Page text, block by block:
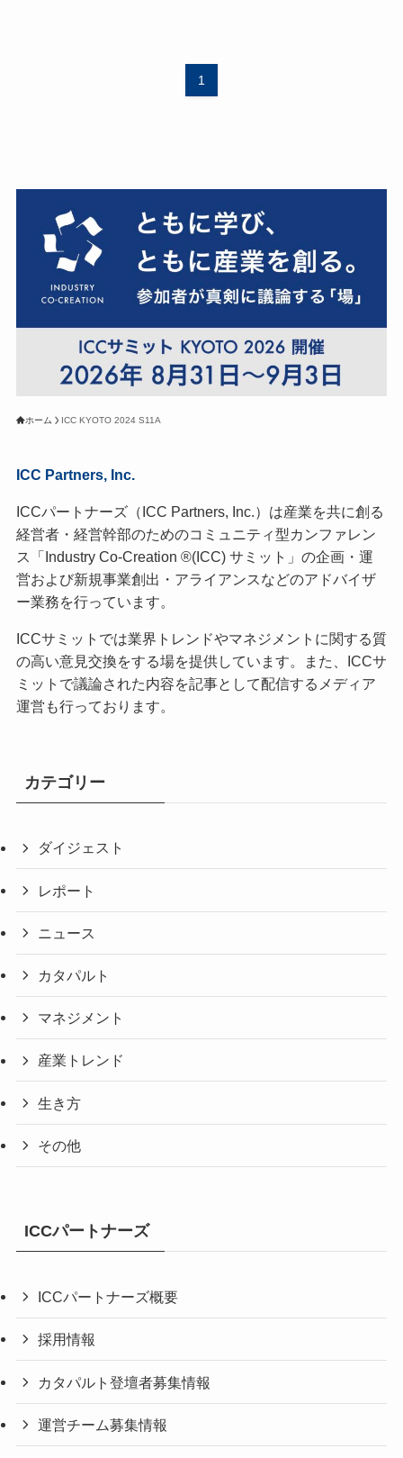
1
ホーム ICC KYOTO 2024 S11A
ICC Partners, Inc.
ICCパートナーズ（ICC Partners, Inc.）は産業を共に創る
経営者・経営幹部のためのコミュニティ型カンファレン
ス「Industry Co-Creation ®(ICC) サミット」の企画・運
営および新規事業創出・アライアンスなどのアドバイザ
ー業務を行っています。
ICCサミットでは業界トレンドやマネジメントに関する質
の高い意見交換をする場を提供しています。また、ICCサ
ミットで議論された内容を記事として配信するメディア
運営も行っております。
カテゴリー
ダイジェスト
レポート
ニュース
カタパルト
マネジメント
産業トレンド
生き方
その他
ICCパートナーズ
ICCパートナーズ概要
採用情報
カタパルト登壇者募集情報
運営チーム募集情報